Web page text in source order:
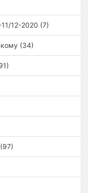
12-2020 (7)
(34)